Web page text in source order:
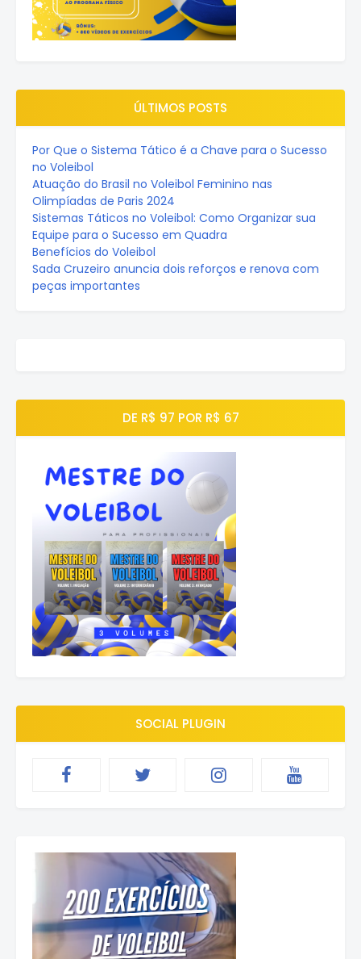
ÚLTIMOS POSTS
Por Que o Sistema Tático é a Chave para o Sucesso
no Voleibol
Atuação do Brasil no Voleibol Feminino nas
Olimpíadas de Paris 2024
Sistemas Táticos no Voleibol: Como Organizar sua
Equipe para o Sucesso em Quadra
Benefícios do Voleibol
Sada Cruzeiro anuncia dois reforços e renova com
peças importantes
DE R$ 97 POR R$ 67
SOCIAL PLUGIN